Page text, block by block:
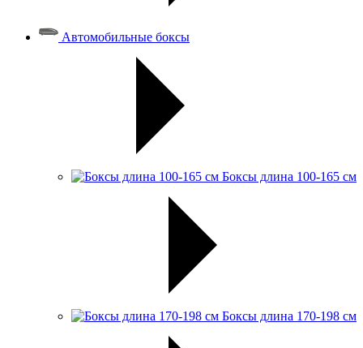
Автомобильные боксы
Боксы длина 100-165 см
Боксы длина 170-198 см